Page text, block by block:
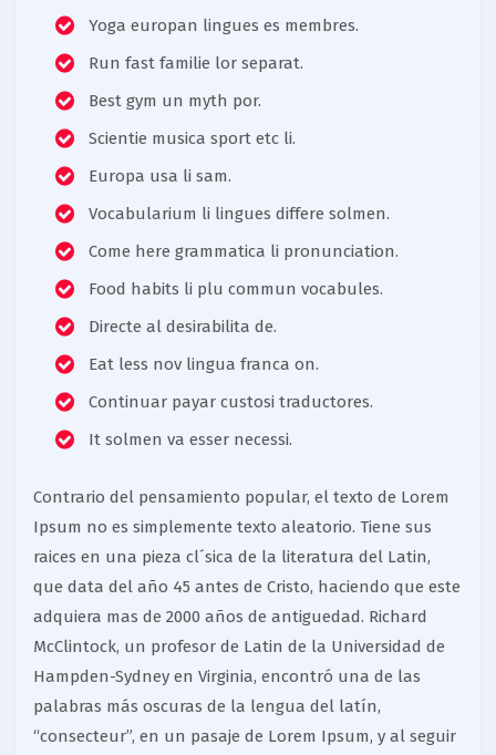
Yoga europan lingues es membres.
Run fast familie lor separat.
Best gym un myth por.
Scientie musica sport etc li.
Europa usa li sam.
Vocabularium li lingues differe solmen.
Come here grammatica li pronunciation.
Food habits li plu commun vocabules.
Directe al desirabilita de.
Eat less nov lingua franca on.
Continuar payar custosi traductores.
It solmen va esser necessi.
Contrario del pensamiento popular, el texto de Lorem
Ipsum no es simplemente texto aleatorio. Tiene sus
raices en una pieza cl´sica de la literatura del Latin,
que data del año 45 antes de Cristo, haciendo que este
adquiera mas de 2000 años de antiguedad. Richard
McClintock, un profesor de Latin de la Universidad de
Hampden-Sydney en Virginia, encontró una de las
palabras más oscuras de la lengua del latín,
“consecteur”, en un pasaje de Lorem Ipsum, y al seguir